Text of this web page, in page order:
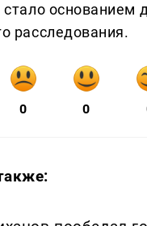
основанием
расследования.
0 0